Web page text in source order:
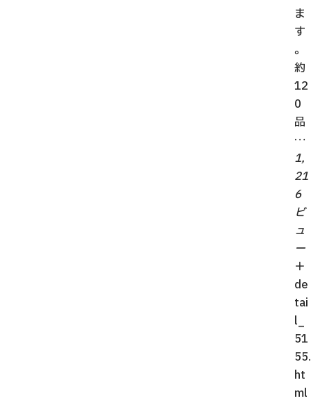
ま
す
。
約
12
0
品
…
1,
21
6
ビ
ュ
ー
＋
de
tai
l_
51
55.
ht
ml